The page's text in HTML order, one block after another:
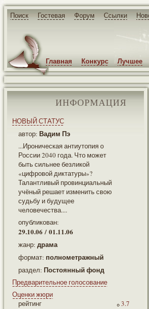
Поиск Гостевая Форум Ссылки
Главная Конкурс Лучшее
ИНФОРМАЦИЯ
НОВЫЙ СТАТУС
автор: Вадим Пэ
...Ироническая антиутопия о
России 2040 года. Что может
быть сильнее безликой
«цифровой диктатуры»?
Талантливый провинциальный
учёный решает изменить свою
судьбу и будущее
человечества....
опубликован:
29.10.06 / 01.11.06
жанр: драма
формат: полнометражный
раздел: Постоянный фонд
Предварительное голосование
Оценки жюри
рейтинг
3.7